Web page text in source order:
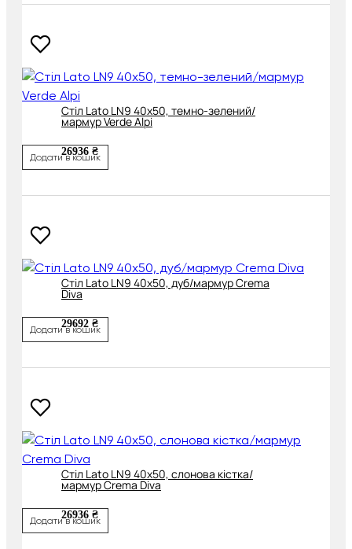
Cтіл Lato LN9 40x50, темно-зелений/
мармур Verde Alpi
26936 ₴
Додати в кошик
Cтіл Lato LN9 40х50, дуб/мармур Crema
Diva
29692 ₴
Додати в кошик
Cтіл Lato LN9 40х50, слонова кістка/
мармур Crema Diva
26936 ₴
Додати в кошик